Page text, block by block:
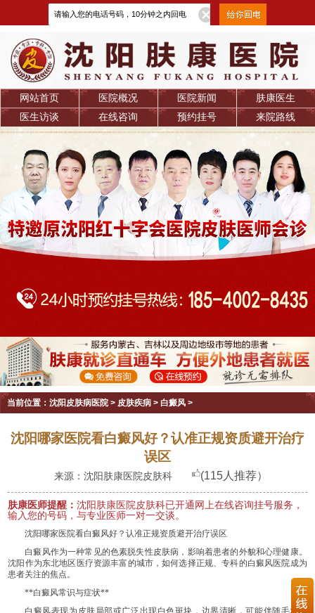
网站首页 医院概况 医院新闻
肤康医生
医生访谈
在线咨询 预约挂号 来院路线
当前位置： 沈阳皮肤病医院> 皮肤疾病> 白癜风>
沈阳哪家医院看白癜风好？认准正规资质避开治疗
误区
来源：沈阳肤康医院皮肤科 (115人推荐）
肤康医师提醒：沈阳肤康医院皮肤科已开通网上在线咨询挂号服务，
输入您的号码，与专业医师一对一交谈。
沈阳哪家医院看白癜风好？认准正规资质避开治疗误区
白癜风作为一种常见的色素脱失性皮肤病，影响着患者的外貌和心理健康。
沈阳作为东北地区医疗资源丰富的城市，如何选择正规、专科的白癜风医院成为
患者关注的焦点。
**白癜风常识与症状**
白癜风表现为皮肤局部或广泛出现白色斑块，边界清晰，可能伴随毛发变